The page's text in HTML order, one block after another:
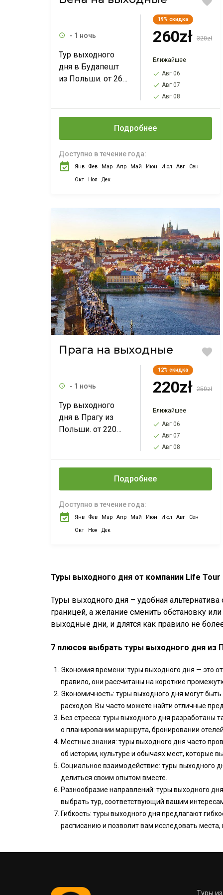
- 1 ночь
Тур выходного
дня в Будапешт
из Польши. от 260
Катовице. Без
ночлега.
19% скидка
260zł 320zł
Ближайшее
Авг 06
Авг 07
Авг 08
Подробнее
Доступно в течение года:
Янв Фев Мар Апр Май Июн Июл Авг
Сен
Окт
Ноя Дек
Прага на выходные
- 1 ночь
Тур выходного
дня в Прагу из
Польши. от 220
Вроцлава. Без
ночлега.
12% скидка
220zł 250zł
Ближайшее
Авг 06
Авг 07
Авг 08
Подробнее
Доступно в течение года:
Янв Фев Мар Апр Май Июн Июл Авг
Сен
Окт
Ноя Дек
Туры выходного дня от компании Life Tour
Туры выходного дня – удобная
границей, а желание сменить обстановку
выходные дни, и длятся как правило не
7 плюсов выбрать туры выходного дня из
Экономия времени: туры выходного дня — это
правило, они рассчитаны на короткие
Экономичность: туры выходного дня могут
расходов. Вы часто можете найти отличные
Без стресса: туры выходного дня разработаны
о планировании маршрута, бронировании
Местные знания: туры выходного дня часто
об истории, культуре и обычаях мест, которые
Социальное взаимодействие: туры выходного
делиться своим опытом вместе.
Разнообразие направлений: туры выходного
выбрать тур, соответствующий вашим
Гибкость: туры выходного дня предлагают
расписанию и позволит вам исследовать места,
Туры